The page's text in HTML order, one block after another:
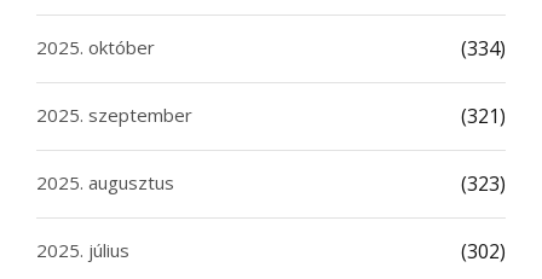
2025. október (334)
2025. szeptember (321)
2025. augusztus (323)
2025. július (302)